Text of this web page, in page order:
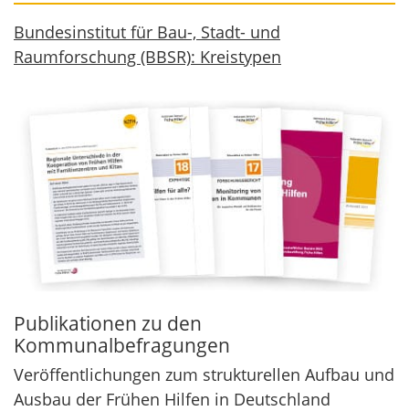
Bundesinstitut für Bau-, Stadt- und
Raumforschung (BBSR): Kreistypen
Publikationen zu den
Kommunalbefragungen
Veröffentlichungen zum strukturellen Aufbau und
Ausbau der Frühen Hilfen in Deutschland